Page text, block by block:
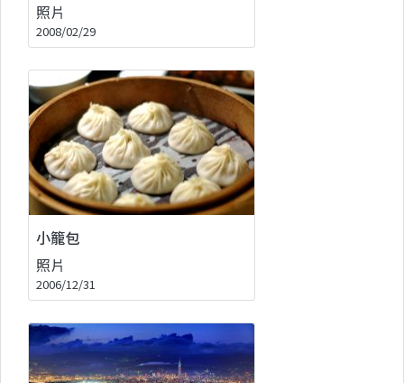
照片
2008/02/29
小籠包
照片
2006/12/31